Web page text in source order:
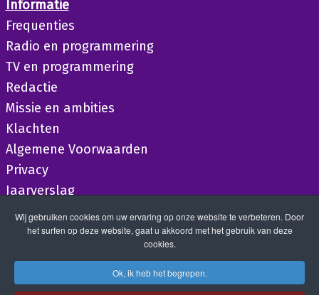
Informatie
Frequenties
Radio en programmering
TV en programmering
Redactie
Missie en ambities
Klachten
Algemene Voorwaarden
Privacy
Jaarverslag
Wij gebruiken cookies om uw ervaring op onze website te verbeteren. Door
het surfen op deze website, gaat u akkoord met het gebruik van deze
cookies.
Ok, ik heb het begrepen.